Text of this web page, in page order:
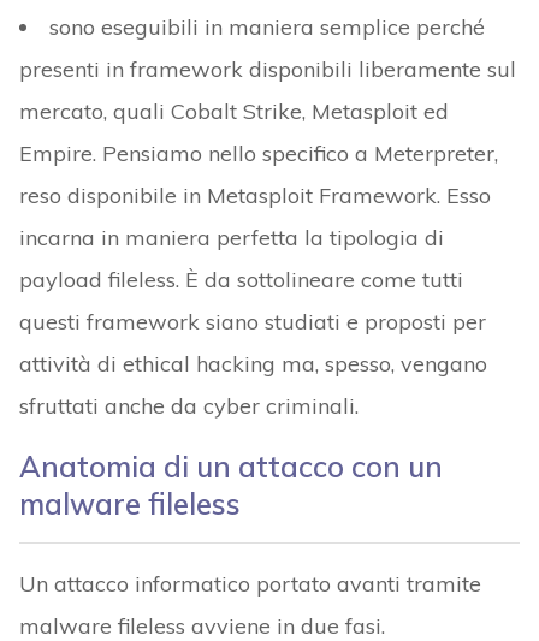
sono eseguibili in maniera semplice perché
presenti in framework disponibili liberamente sul
mercato, quali Cobalt Strike, Metasploit ed
Empire. Pensiamo nello specifico a Meterpreter,
reso disponibile in Metasploit Framework. Esso
incarna in maniera perfetta la tipologia di
payload fileless. È da sottolineare come tutti
questi framework siano studiati e proposti per
attività di ethical hacking ma, spesso, vengano
sfruttati anche da cyber criminali.
Anatomia di un attacco con un
malware fileless
Un attacco informatico portato avanti tramite
malware fileless avviene in due fasi.